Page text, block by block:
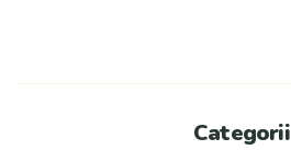
Categorii